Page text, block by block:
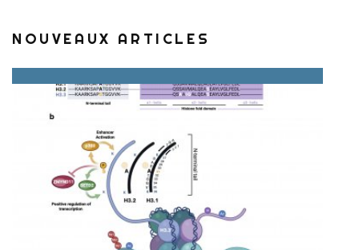
NOUVEAUX ARTICLES